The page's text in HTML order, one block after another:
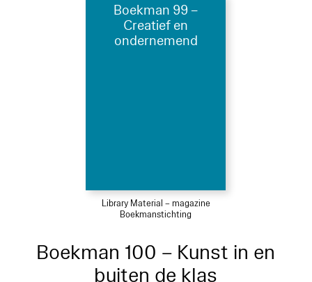
Boekman 99 –
Creatief en
ondernemend
Library Material – magazine
Boekmanstichting
Boekman 100 – Kunst in en
buiten de klas